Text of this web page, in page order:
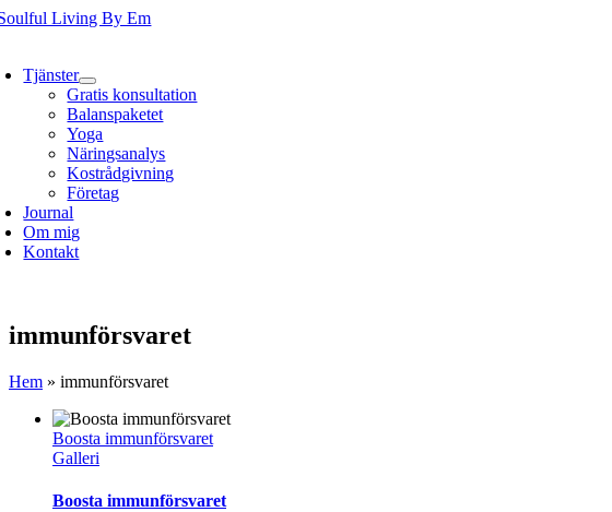
Fortsätt
Tjänster
Gratis konsultation
Balanspaketet
Yoga
Näringsanalys
Kostrådgivning
Företag
Journal
Om mig
Kontakt
immunförsvaret
Hem » immunförsvaret
Boosta immunförsvaret
Galleri
Boosta immunförsvaret